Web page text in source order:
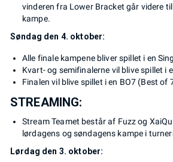
vinderen fra Lower Bracket går videre
kampe.
Søndag den 4. oktober:
Alle finale kampene bliver spillet i en
Kvart- og semifinalerne vil blive spillet i
Finalen vil blive spillet i en BO7 (Best of
STREAMING:
Stream Teamet består af Fuzz og
lørdagens og søndagens kampe i
Lørdag den 3. oktober: